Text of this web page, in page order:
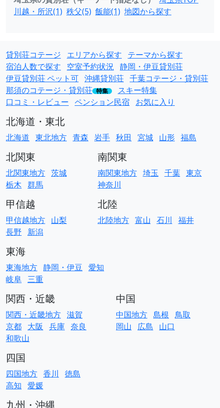
川越・所沢(1) 秩父(5) 飯能(1) 地図から探す
貸別荘コテージ エリアから探す
テーマから探す
宿泊人数で探す
空室予約状況 静岡・伊豆貸別荘
伊豆貸別荘 ペット可 沖縄貸別荘 千葉コテージ・貸別荘
那須のコテージ・貸別荘 特集
スキー特集
口コミ・レビュー ペンション民宿 お気に入り
北海道・東北
北海道 東北地方 青森 岩手 秋田 宮城 山形 福島
北関東
北関東地方 茨城
栃木 群馬
南関東
南関東地方 埼玉 千葉 東京
神奈川
甲信越
甲信越地方 山梨
長野
新潟
北陸
北陸地方 富山 石川 福井
東海
東海地方 静岡・伊豆 愛知
岐阜 三重
関西・近畿
関西・近畿地方 滋賀
京都 大阪 兵庫 奈良
和歌山
中国
中国地方 島根 鳥取
岡山
広島 山口
四国
四国地方 香川
徳島
高知 愛媛
九州・沖縄